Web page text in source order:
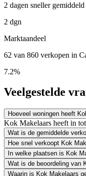
2 dagen sneller gemiddeld
2 dgn
Marktaandeel
62 van 860 verkopen in
7.2%
Veelgestelde
Hoeveel woningen heeft
Kok Makelaars heeft in
Wat is de gemiddelde
Hoe snel verkoopt Kok
In welke plaatsen is Kok
Wat is de beoordeling van
Waarin is Kok Makelaars